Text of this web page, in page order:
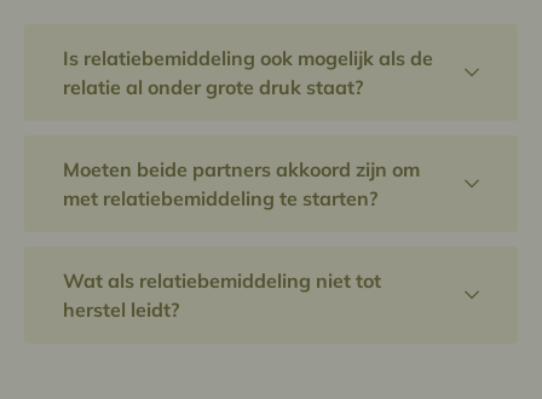
Is relatiebemiddeling ook mogelijk als de
relatie al onder grote druk staat?
waarin communicatie moeilijk is geworden.
Ook wanneer emoties hoog oplopen of
brengen.
Moeten beide partners akkoord zijn om
met relatiebemiddeling te starten?
vrijwillige basis. Beide partners moeten
bereid zijn om in gesprek te gaan en het
Wat als relatiebemiddeling niet tot
herstel leidt?